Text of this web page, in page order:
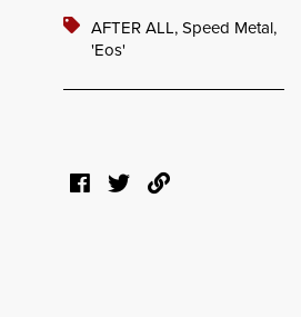
AFTER ALL, Speed Metal,
'Eos'